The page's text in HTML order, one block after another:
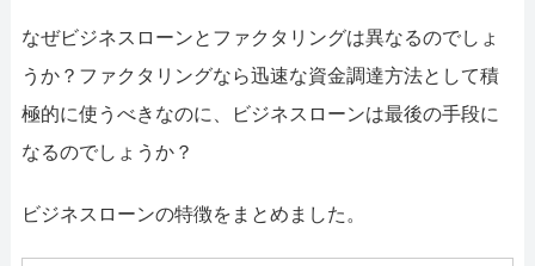
なぜビジネスローンとファクタリングは異なるのでしょ
うか？ファクタリングなら迅速な資金調達方法として積
極的に使うべきなのに、ビジネスローンは最後の手段に
なるのでしょうか？
ビジネスローンの特徴をまとめました。